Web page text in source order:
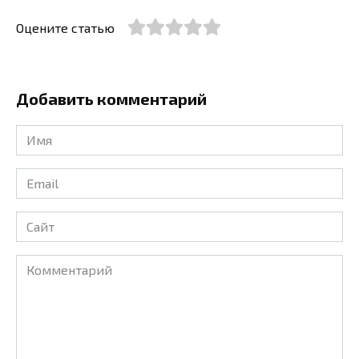
Оцените статью
Добавить комментарий
Имя
*
Email
*
Сайт
Комментарий